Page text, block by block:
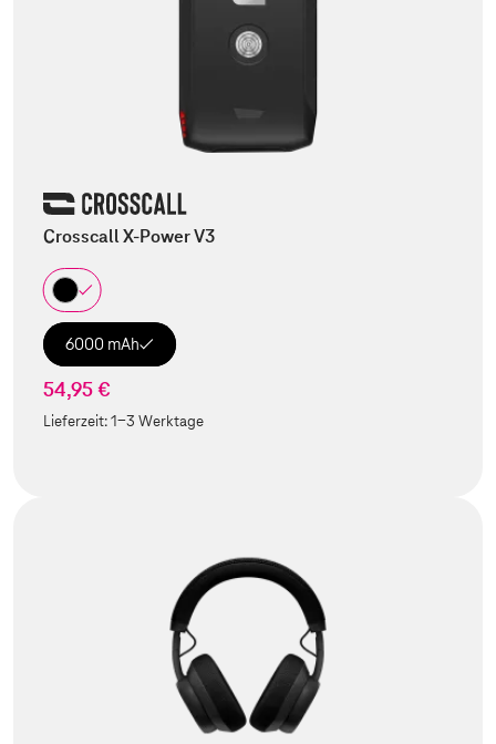
Crosscall X-Power V3
6000 mAh
54,95 €
Lieferzeit:1-3 Werktage